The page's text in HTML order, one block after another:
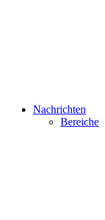
Nachrichten
Bereiche